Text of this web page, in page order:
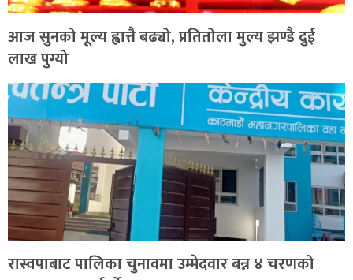
आज सुनको मूल्य ह्वात्तै बढ्यो, प्रतितोला मुल्य झण्डै दुई
लाख पुग्यो
रास्वपाबाट पालिका चुनावमा उम्मेदवार बन्न ४ चरणको